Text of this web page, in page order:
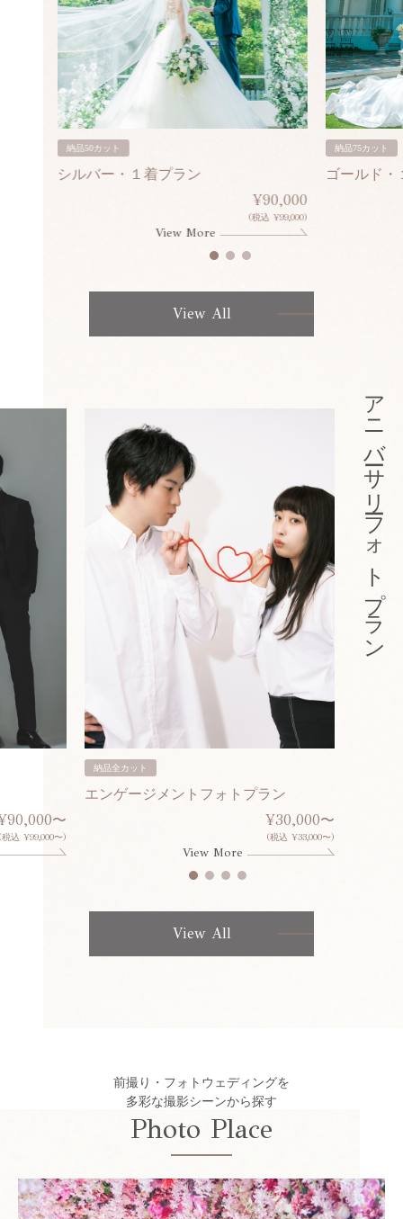
納品50カット
シルバー・１着プラン
¥90,000
(税込 ¥99,000)
View More
納品75カット
ゴールド・
View All
〜
(税込 ¥99,000〜)
納品全カット
エンゲージメントフォトプラン
¥30,000〜
(税込 ¥33,000〜)
View More
アニバーサリーフォトプラン
View All
前撮り・フォトウェディングを
多彩な撮影シーンから探す
Photo Place